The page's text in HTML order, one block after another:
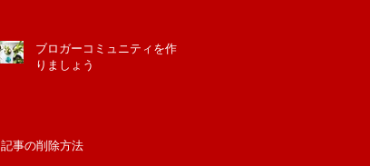
ブロガーコミュニティを作
りましょう
記事の削除方法